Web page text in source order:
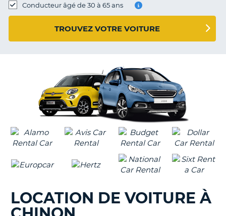
Conducteur âgé de 30 à 65 ans
TROUVEZ VOTRE VOITURE
LOCATION DE VOITURE À